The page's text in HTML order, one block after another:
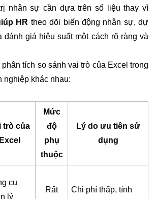
nhân sự cần dựa trên số liệu thay vì
HR theo dõi biến động nhân sự, dự
đánh giá hiệu suất một cách rõ ràng và
tích so sánh vai trò của Excel trong
nghiệp khác nhau:
trò của
Excel
Mức
độ
phụ
thuộc
Lý do ưu tiên sử
dụng
cụ
lý
Rất
Chi phí thấp, tính